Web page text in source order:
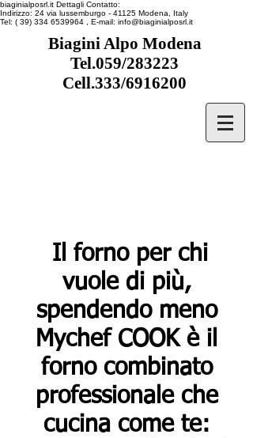
biaginialposrl.it Dettagli Contatto:
Indirizzo: 24 via lussemburgo - 41125 Modena, Italy
Tel: ( 39) 334 6539964 , E-mail: info@biaginialposrl.it
Biagini Alpo Modena
Tel.059/283223
Cell.333/6916200
Il forno per chi
vuole di più,
spendendo meno
Mychef COOK è il
forno combinato
professionale che
cucina come te: